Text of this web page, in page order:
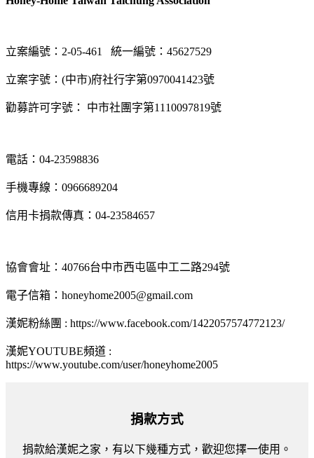
立案編號：2-05-461 統一編號：45627529
立案字號：(中市)府社行字第0970041423號
勸募許可字號： 中市社團字第1110097819號
電話：04-23598836
手機專線：0966689204
信用卡捐款傳真：04-23584657
協會會址：40766台中市西屯區中工二路294號
電子信箱：honeyhome2005@gmail.com
漢妮粉絲團 : https://www.facebook.com/1422057574772123/
漢妮YOUTUBE頻道 :
https://www.youtube.com/user/honeyhome2005
捐款方式
捐款給漢妮之家，有以下幾種方式，歡迎您擇一使用。